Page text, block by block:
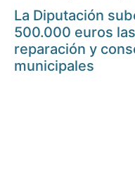
La Diputación
500.000 euros
reparación y
municipales